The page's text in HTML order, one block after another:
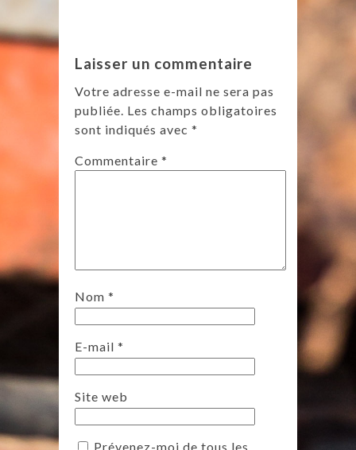
Laisser un commentaire
Votre adresse e-mail ne sera pas
publiée. Les champs obligatoires
sont indiqués avec *
Commentaire *
Nom *
E-mail *
Site web
Prévenez-moi de tous les